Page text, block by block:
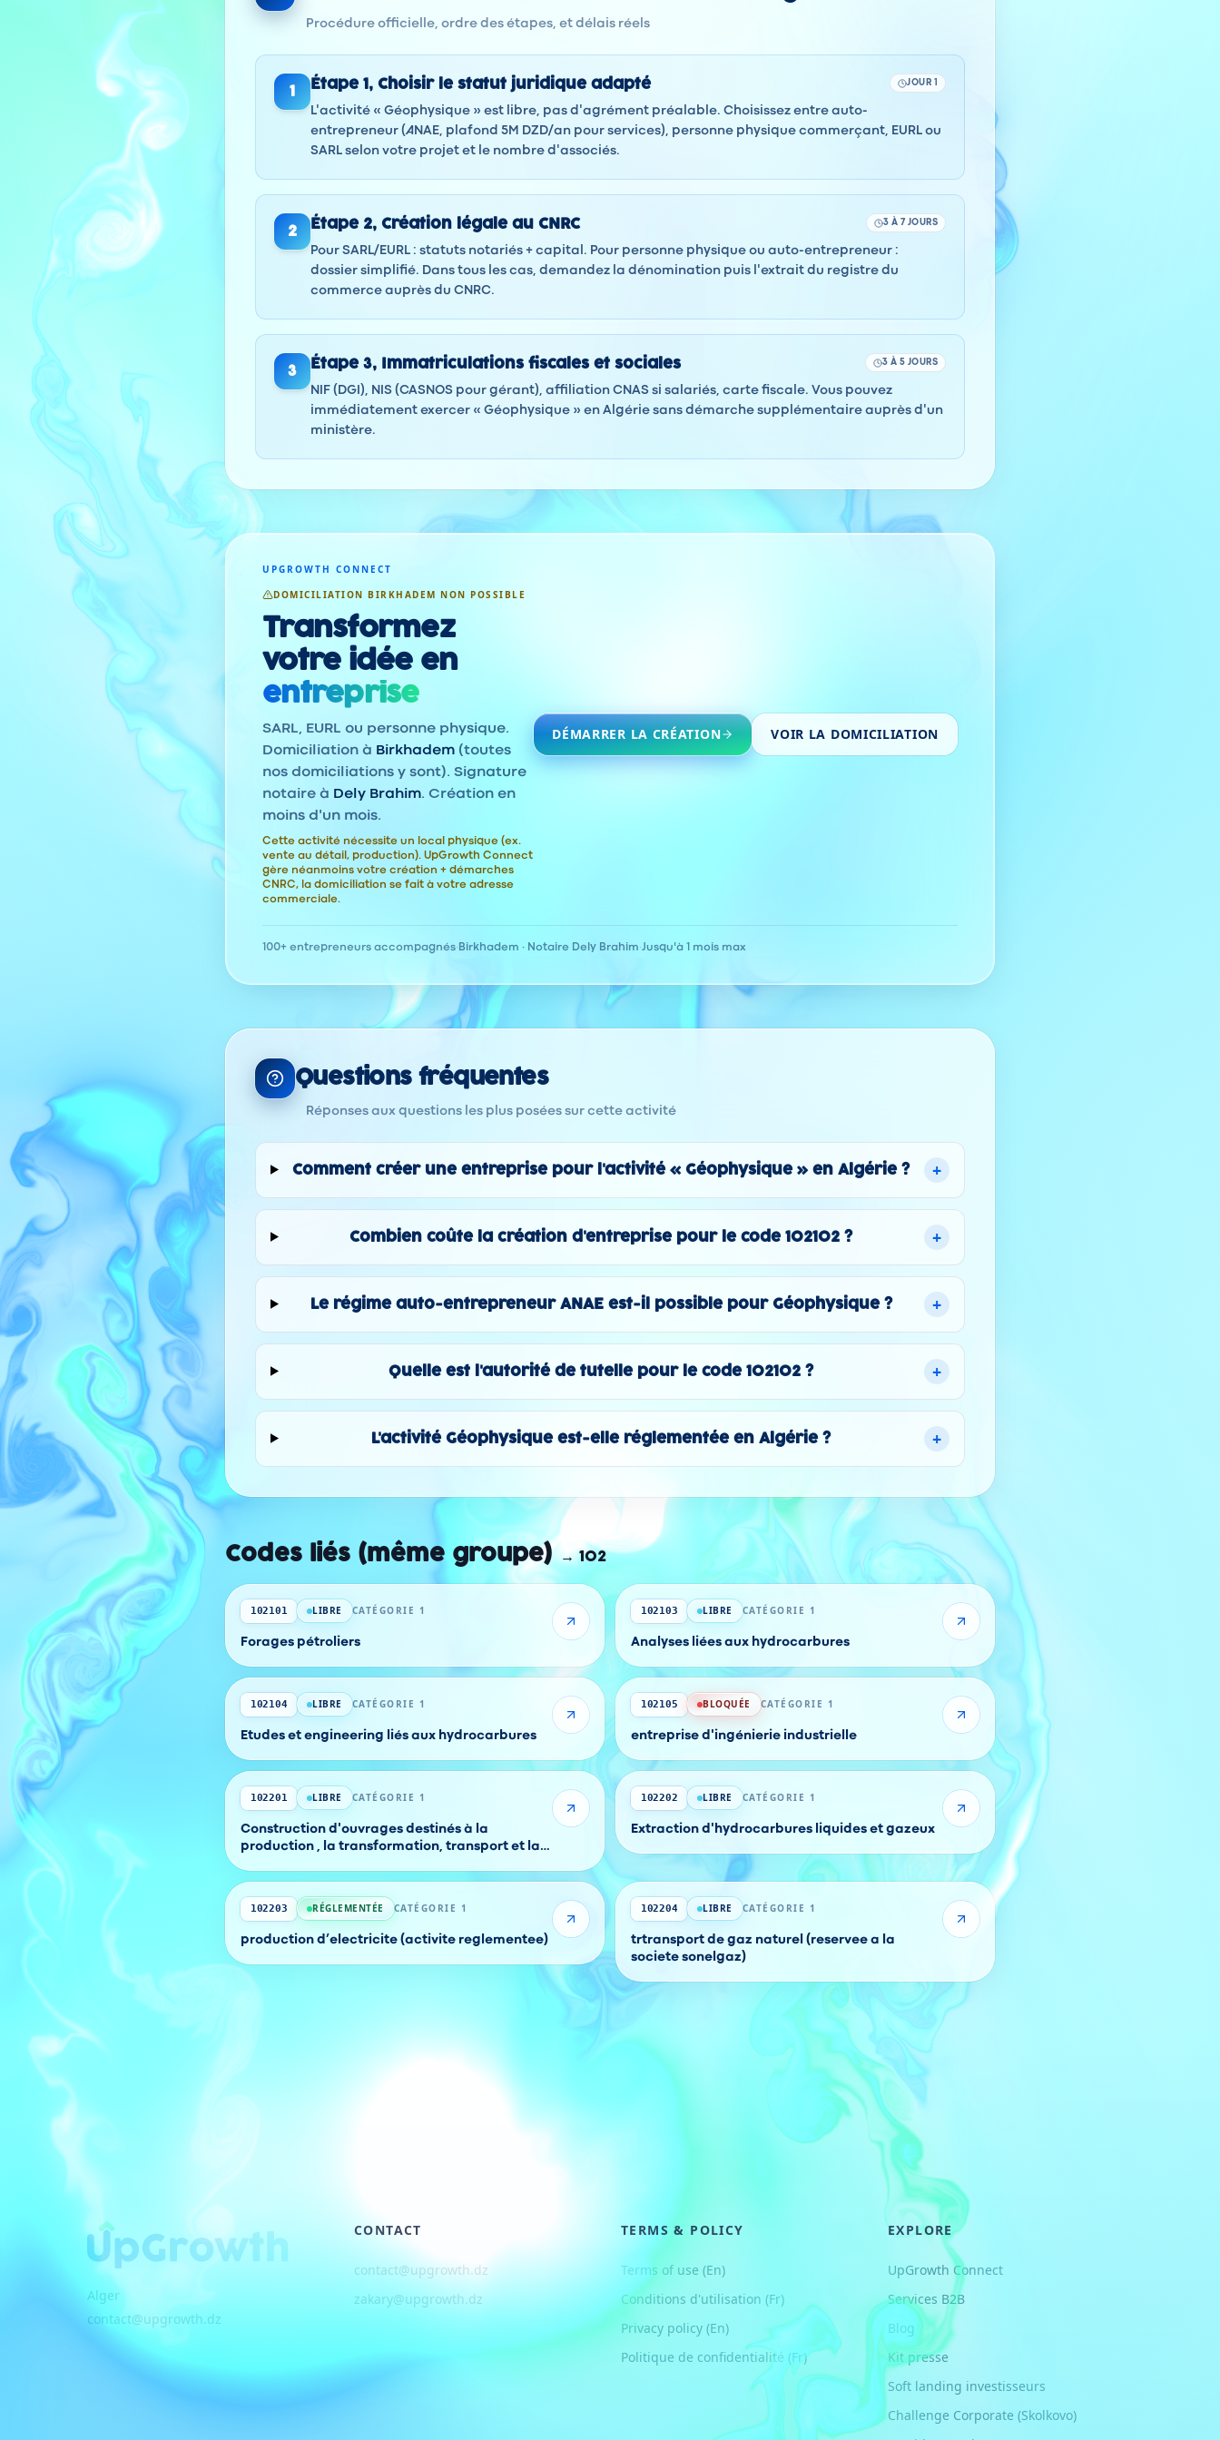
Procédure officielle, ordre des étapes, et délais réels
1 Étape 1 , Choisir le statut juridique adapté JOUR 1
L'activité « Géophysique » est libre, pas d'agrément préalable. Choisissez entre auto-
entrepreneur (ANAE, plafond 5M DZD/an pour services), personne physique commerçant, EURL ou
SARL selon votre projet et le nombre d'associés.
2 Étape 2, Création légale au CNRC 3 À 7 JOURS
Pour SARL/EURL : statuts notariés + capital. Pour personne physique ou auto-entrepreneur :
dossier simplifié. Dans tous les cas, demandez la dénomination puis l'extrait du registre du
commerce auprès du CNRC.
3 Étape 3, Immatriculations fiscales et sociales 3 À 5 JOURS
NIF (DGI), NIS (CASNOS pour gérant), affiliation CNAS si salariés, carte fiscale. Vous pouvez
immédiatement exercer « Géophysique » en Algérie sans démarche supplémentaire auprès d'un
ministère.
UPGROWTH CONNECT
DOMICILIATION BIRKHADEM NON POSSIBLE
Transformez
votre idée en
entreprise
SARL, EURL ou personne physique.
Domiciliation à Birkhadem (toutes
nos domiciliations y sont). Signature
notaire à Dely Brahim. Création en
moins d'un mois.
Cette activité nécessite un local physique (ex.
vente au détail, production). UpGrowth Connect
gère néanmoins votre création + démarches
CNRC, la domiciliation se fait à votre adresse
commerciale.
DÉMARRER LA CRÉATION VOIR LA DOMICILIATION
100+ entrepreneurs accompagnés· Birkhadem · Notaire Dely Brahim ·Jusqu'à 1 mois max
Questions fréquentes
Réponses aux questions les plus posées sur cette activité
Comment créer une entreprise pour l'activité « Géophysique » en Algérie ? +
Combien coûte la création d'entreprise pour le code 102102 ? +
Le régime auto-entrepreneur ANAE est-il possible pour Géophysique ? +
Quelle est l'autorité de tutelle pour le code 102102 ? +
L'activité Géophysique est-elle réglementée en Algérie ? +
Codes liés (même groupe) →102
102101 LIBRE CATÉGORIE 1
Forages pétroliers
102103 LIBRE CATÉGORIE 1
Analyses liées aux hydrocarbures
102104 LIBRE CATÉGORIE 1
Etudes et engineering liés aux hydrocarbures
102105 BLOQUÉE CATÉGORIE 1
entreprise d'ingénierie industrielle
102201 LIBRE CATÉGORIE 1
Construction d'ouvrages destinés à la
production , la transformation, transport et la
102202 LIBRE CATÉGORIE 1
Extraction d'hydrocarbures liquides et gazeux
102203 RÉGLEMENTÉE CATÉGORIE 1
production d’electricite (activite reglementee)
102204 LIBRE CATÉGORIE 1
trtransport de gaz naturel (reservee a la
societe sonelgaz)
Alger
contact@upgrowth.dz
CONTACT
contact@upgrowth.dz
zakary@upgrowth.dz
TERMS & POLICY
Terms of use (En)
Conditions d'utilisation (Fr)
Privacy policy (En)
Politique de confidentialité (Fr)
EXPLORE
UpGrowth Connect
Services B2B
Blog
Kit presse
Soft landing investisseurs
Challenge Corporate (Skolkovo)